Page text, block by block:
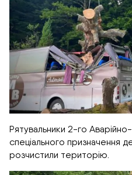
Рятувальники 2-го
спеціального призначення
розчистили територію.